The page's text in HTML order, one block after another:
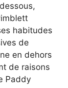
habitudes
de
en dehors
de raisons
Paddy